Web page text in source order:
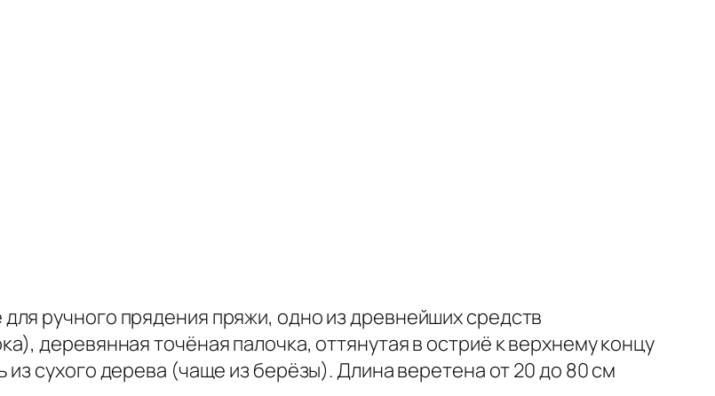
ручного прядения пряжи, одно из древнейших средств
деревянная точёная палочка, оттянутая в остриё к верхнему концу
сухого дерева (чаще из берёзы). Длина веретена от 20 до 80 см